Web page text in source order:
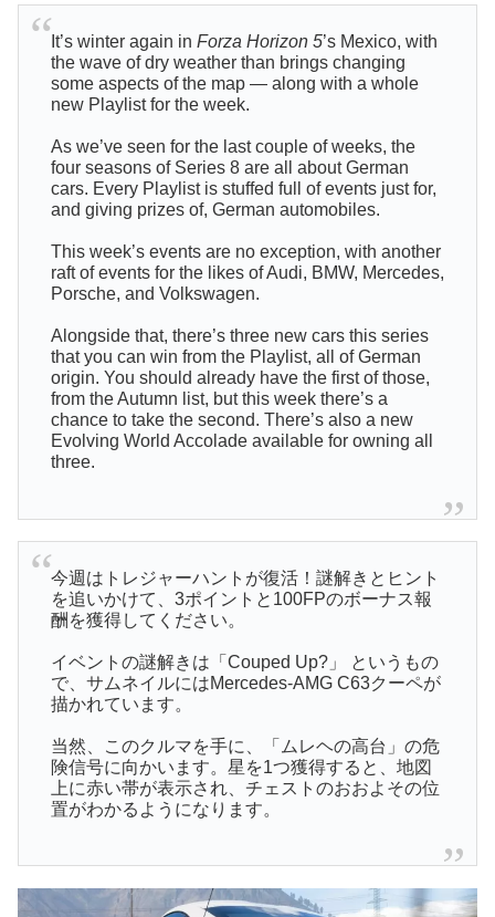
It’s winter again in Forza Horizon 5’s Mexico, with
the wave of dry weather than brings changing
some aspects of the map — along with a whole
new Playlist for the week.
As we’ve seen for the last couple of weeks, the
four seasons of Series 8 are all about German
cars. Every Playlist is stuffed full of events just for,
and giving prizes of, German automobiles.
This week’s events are no exception, with another
raft of events for the likes of Audi, BMW, Mercedes,
Porsche, and Volkswagen.
Alongside that, there’s three new cars this series
that you can win from the Playlist, all of German
origin. You should already have the first of those,
from the Autumn list, but this week there’s a
chance to take the second. There’s also a new
Evolving World Accolade available for owning all
three.
今週はトレジャーハントが復活！謎解きとヒント
を追いかけて、3ポイントと100FPのボーナス報
酬を獲得してください。
イベントの謎解きは「Couped Up?」 というもの
で、サムネイルにはMercedes-AMG C63クーペが
描かれています。
当然、このクルマを手に、「ムレヘの高台」の危
険信号に向かいます。星を1つ獲得すると、地図
上に赤い帯が表示され、チェストのおおよその位
置がわかるようになります。